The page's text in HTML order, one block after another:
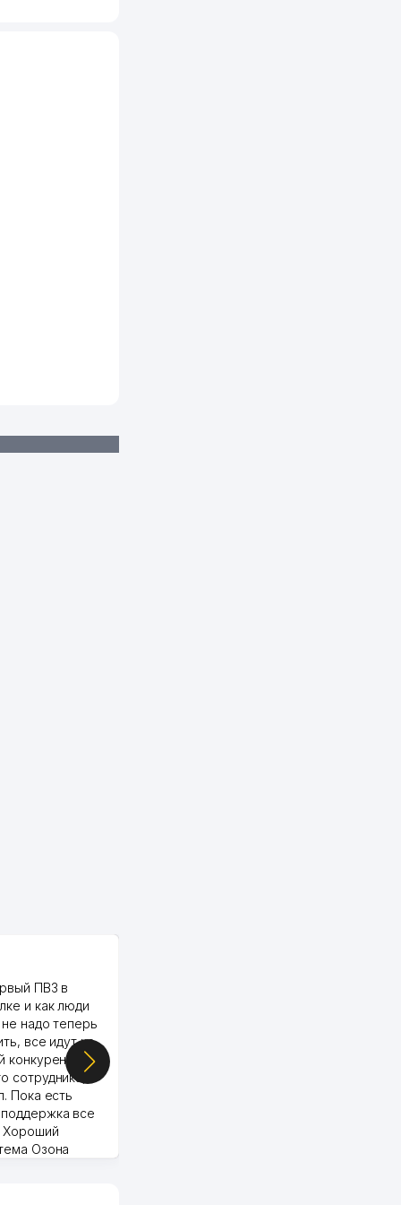
ПВЗ в
и как люди
надо теперь
все идут ко
конкуренции.
сотрудника,
Пока есть
все
Хороший
Озона